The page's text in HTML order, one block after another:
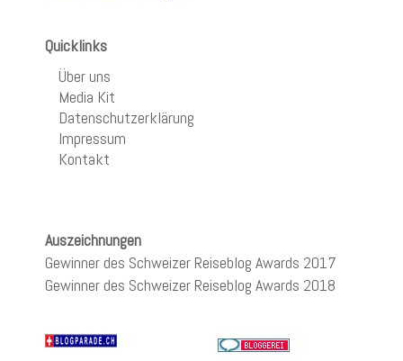
Quicklinks
Über uns
Media Kit
Datenschutzerklärung
Impressum
Kontakt
Auszeichnungen
Gewinner des Schweizer Reiseblog Awards 2017
Gewinner des Schweizer Reiseblog Awards 2018